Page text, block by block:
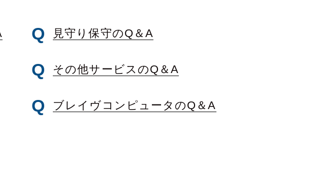
見守り保守のQ＆A
その他サービスのQ＆A
ブレイヴコンピュータのQ＆A